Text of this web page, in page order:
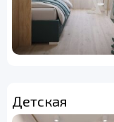
Детская